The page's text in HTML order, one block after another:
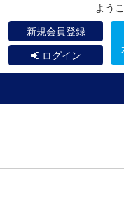
よう
新規会員登録
ログイン